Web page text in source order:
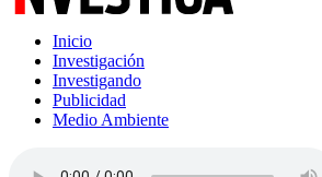
Inicio
Investigación
Investigando
Publicidad
Medio Ambiente